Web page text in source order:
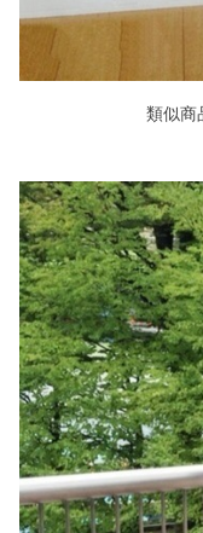
類似商